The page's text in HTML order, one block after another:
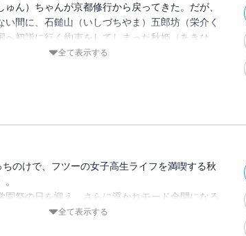
ゅん）ちゃんが京都修行から戻ってきた。だが、
い間に、石鎚山（いしづちやま）五郎坊（栄介く
へ初詣に行く約束をしてしまった秋姫（あきひ
り気まずい雰囲気に・・・。一方、クリスマス
全て表示する
ちのけで、フツーの女子高生ライフを満喫する秋
園祭の日を迎え、さらに浮かれモード全開になる
はあっという間に過ぎていき・・・。10月にな
全て表示する